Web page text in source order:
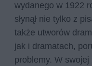
wydanego w 1922
słynął nie tylko z
także utworów
jak i dramatach,
problemy. W